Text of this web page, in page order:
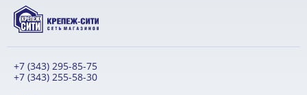
+7 (343) 295-85-75
+7 (343) 255-58-30